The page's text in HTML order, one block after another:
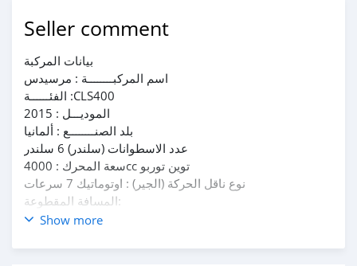
Seller comment
بيانات المركبة
اسم المركبــــــــة : مرسيدس
الفئــــــة :CLS400
الموديـــل : 2015
بلد الصنــــــــع : ألمانيا
عدد الاسطوانات (سلندر) 6 سلندر
سعة المحرك : 4000cc توين توربو
نوع ناقل الحركة (الجير) : اوتوماتيك 7 سرعات
المسافة المقطوعة:
اللون الخارجــي :فضي
تفاصيل اخرى
Show more